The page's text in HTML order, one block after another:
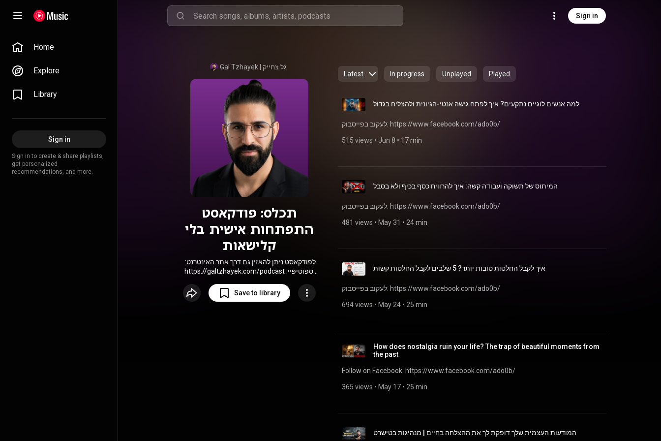
Sign in
Home
Explore
Library
Sign in
Sign in to create & share playlists,
get personalized
recommendations, and more.
גל צחייק | Gal Tzhayek
תכלס: פודקאסט
התפתחות אישית בלי
קלישאות
לפודקאסט ניתן להאזין גם דרך אתר האינטרנט:
https://galtzhayek.com/podcast
ספוטיפיי:
אפל פודקסט:
https://podcasts.apple.com/us/podcast...
Save to library
Latest In progress Unplayed Played
למה אנשים לוגיים נתקעים? איך לפתח גישה אנטי-הגיונית ולהצליח בגדול
לעקוב בפייסבוק: https://www.facebook.com/ado0b/
515 views • Jun 8 • 17 min
המיתוס של תשוקה ועבודה קשה: איך להרוויח כסף בכיף ולא בסבל
לעקוב בפייסבוק: https://www.facebook.com/ado0b/
481 views • May 31 • 24 min
איך לקבל החלטות טובות יותר? 5 שלבים לקבל החלטות קשות
לעקוב בפייסבוק: https://www.facebook.com/ado0b/
694 views • May 24 • 25 min
How does nostalgia ruin your life? The trap of beautiful moments from
the past
Follow on Facebook: https://www.facebook.com/ado0b/
365 views • May 17 • 25 min
המודעות העצמית שלך דופקת לך את ההצלחה בחיים | מנהיגות בטישרט